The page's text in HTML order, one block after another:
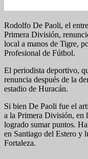
Rodolfo De Paoli, el
Primera División,
local a manos de Tigre,
Profesional de Fútbol.
El periodista deportivo,
renuncia después de la
estadio de Huracán.
Si bien De Paoli fue el
a la Primera División, en
logrado sumar puntos.
en Santiago del Estero y
Fortaleza.